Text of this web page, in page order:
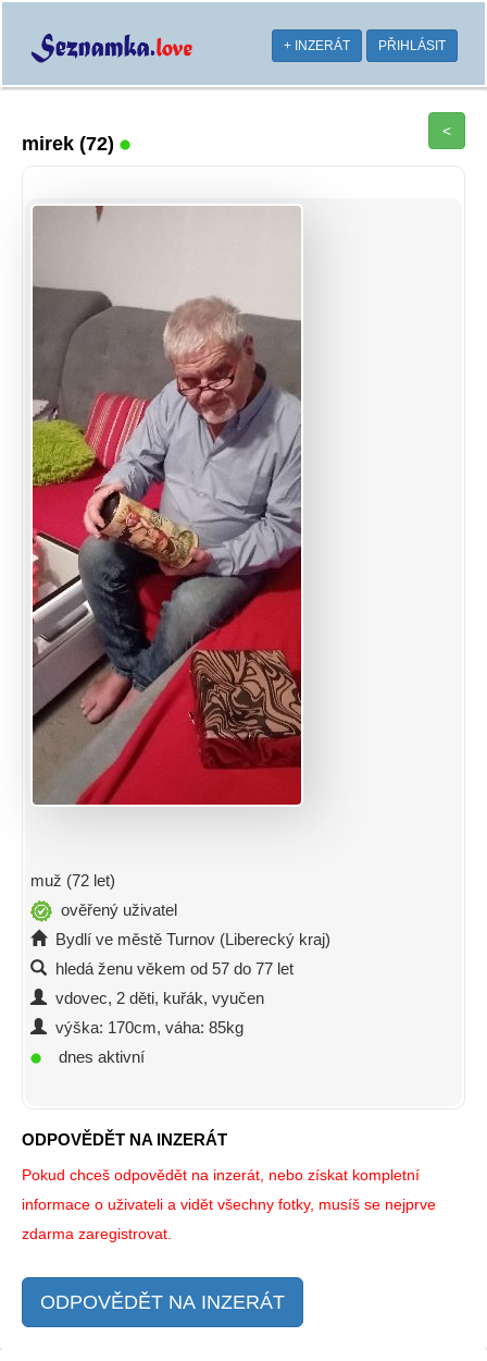
+ INZERÁT PŘIHLÁSIT
mirek (72)
<
muž (72 let)
ověřený uživatel
Bydlí ve městě Turnov (Liberecký kraj)
hledá ženu věkem od 57 do 77 let
vdovec, 2 děti, kuřák, vyučen
výška: 170cm, váha: 85kg
dnes aktivní
ODPOVĚDĚT NA INZERÁT
Pokud chceš odpovědět na inzerát, nebo získat kompletní
informace o uživateli a vidět všechny fotky, musíš se nejprve
zdarma zaregistrovat.
ODPOVĚDĚT NA INZERÁT